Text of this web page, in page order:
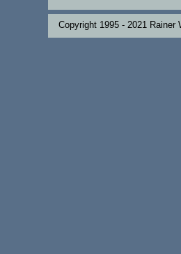
Copyright 1995 - 2021 Rainer